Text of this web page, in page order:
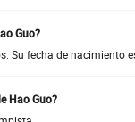
Guo?
Su fecha de nacimiento
Hao Guo?